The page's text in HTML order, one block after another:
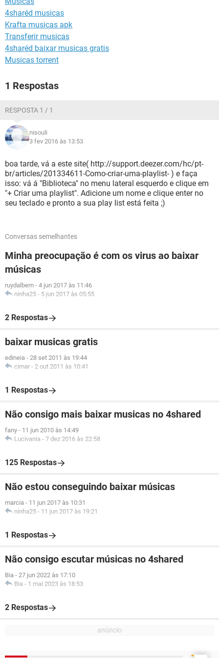
GUIA DE COMPRAS
4sharéd musicas
Krafta musicas apk
Transferir musicas
4sharéd baixar musicas gratis
Musicas torrent
1 Respostas
RESPOSTA 1 / 1
nisouli
3 fev 2016 às 13:53
boa tarde, vá a este site( http://support.deezer.com/hc/pt-
br/articles/201334611-Como-criar-uma-playlist- ) e faça
isso: vá á "Biblioteca" no menu lateral esquerdo e clique em
"+ Criar uma playlist". Adicione um nome e clique enter no
seu teclado e pronto a sua play list está feita ;)
Conversas semelhantes
Minha preocupação é com os virus ao baixar
músicas
ruydalbem - 4 jun 2017 às 11:46
ninha25 - 5 jun 2017 às 05:55
2 Respostas
baixar musicas gratis
edineia - 28 set 2011 às 19:44
cimar - 2 out 2011 às 10:41
1 Respostas
Não consigo mais baixar musicas no 4shared
fany - 11 jun 2010 às 14:49
Lucivania - 7 dez 2016 às 22:58
125 Respostas
Não estou conseguindo baixar músicas
marcia - 11 jun 2017 às 10:31
ninha25 - 11 jun 2017 às 19:21
1 Respostas
Não consigo escutar músicas no 4shared
Bia - 27 jun 2022 às 17:10
Bia - 1 mai 2023 às 18:53
2 Respostas